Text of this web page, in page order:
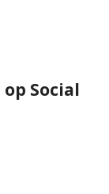
Social